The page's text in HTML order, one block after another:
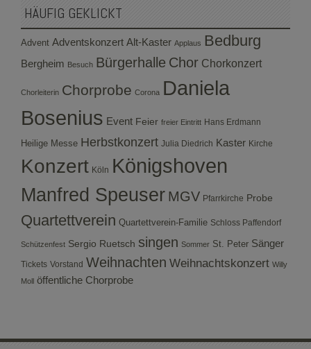
HÄUFIG GEKLICKT
Advent Adventskonzert Alt-Kaster Applaus Bedburg
Bergheim Besuch Bürgerhalle Chor Chorkonzert
Chorleiterin Chorprobe Corona Daniela
Bosenius Event Feier freier Eintritt Hans Erdmann
Heilige Messe Herbstkonzert Julia Diedrich Kaster Kirche
Konzert Köln Königshoven
Manfred Speuser MGV Pfarrkirche Probe
Quartettverein Quartettverein-Familie Schloss Paffendorf
Schützenfest Sergio Ruetsch singen Sommer St. Peter Sänger
Tickets Vorstand Weihnachten Weihnachtskonzert Willy
Moll öffentliche Chorprobe